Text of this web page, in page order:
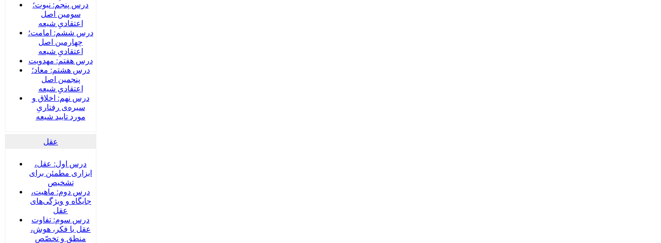
درس پنجم: نبوت؛
سومین اصل
اعتقادیِ شیعه
درس ششم: امامت؛
چهارمین اصل
اعتقادیِ شیعه
درس هفتم: مهدویت
درس هشتم: معاد؛
پنجمین اصل
اعتقادیِ شیعه
درس نهم: اخلاق و
سیره‌ی رفتاریِ
مورد تایید شیعه
عقل
درس اول: عقل،
ابزاری مطمئن برای
تشخیص
درس دوم: ماهیت،
جایگاه و ویژگی‌های
عقل
درس سوم: تفاوت
عقل با فکر، هوش،
منطق و تخصّص